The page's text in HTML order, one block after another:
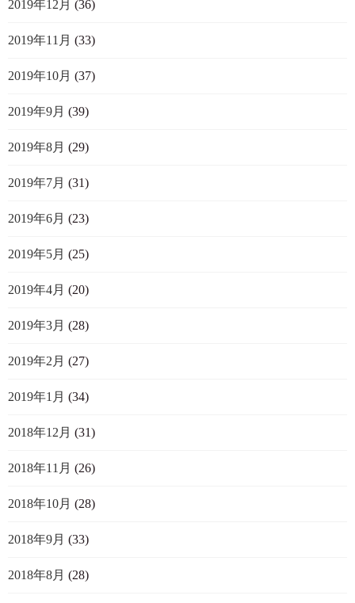
2019年12月 (36)
2019年11月 (33)
2019年10月 (37)
2019年9月 (39)
2019年8月 (29)
2019年7月 (31)
2019年6月 (23)
2019年5月 (25)
2019年4月 (20)
2019年3月 (28)
2019年2月 (27)
2019年1月 (34)
2018年12月 (31)
2018年11月 (26)
2018年10月 (28)
2018年9月 (33)
2018年8月 (28)